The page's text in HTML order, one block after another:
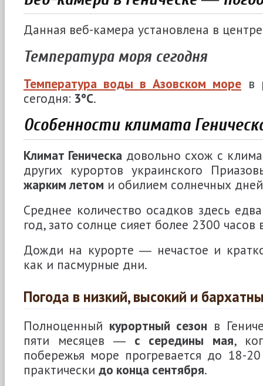
Данная веб-камера установлена в
Температура моря сегодня
Температура воды в Азовском море в
сегодня: 3°C.
Особенности климата
Климат Геническа довольно схож с
других курортов украинского
жарким летом и обилием солнечных
Среднее количество осадков здесь
год, зато солнце сияет более 2300 часов
Дожди на курорте ― нечастое и
как и пасмурные дни.
Погода в низкий, высокий и
Полноценный курортный сезон в
пяти месяцев ― с середины мая,
побережья море прогревается до 18-
практически до конца сентября.